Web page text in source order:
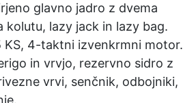
glavno jadro z dvema
kolutu, lazy jack in lazy bag.
KS, 4-taktni izvenkrmni motor.
in vrvjo, rezervno sidro z
vrvi, senčnik, odbojniki,